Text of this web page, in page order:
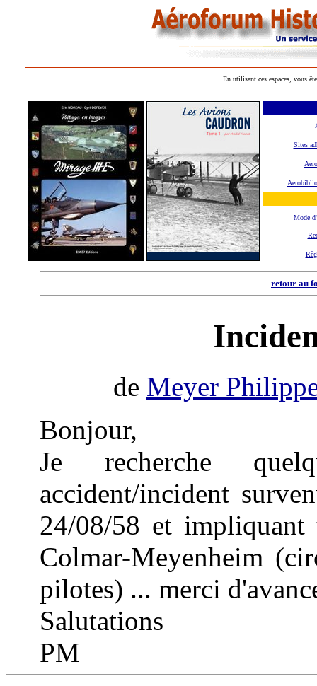
En utilisant ces espaces, vous
Sites
Mode
retour au
de Meyer
Bonjour,
Je recherche
accident/incident
24/08/58 et
Colmar-Meyenheim
pilotes) ... merci
Salutations
PM